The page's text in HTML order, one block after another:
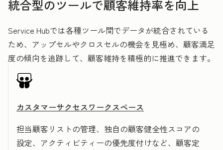
統合型のツールで顧客維持率を向上
Service Hubでは各種ツール間でデータが統合されている
ため、アップセルやクロスセルの機会を見極め、顧客満足
度の傾向を追跡して、顧客維持を積極的に推進できます。
カスタマーサクセスワークスペース
担当顧客リストの管理、独自の顧客健全性スコアの
設定、アクティビティーの優先度付けなど、顧客定